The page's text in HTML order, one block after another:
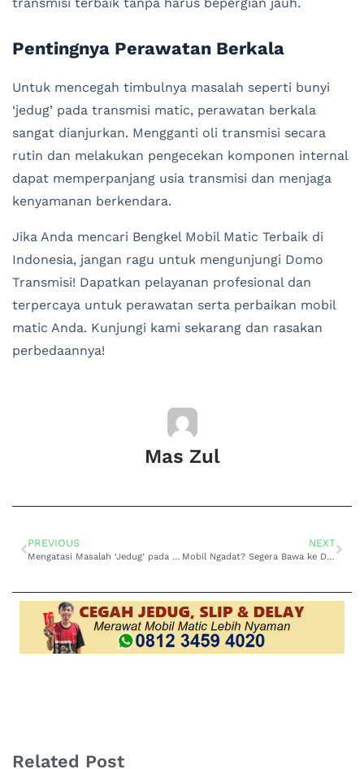
transmisi terbaik tanpa harus bepergian jauh.
Pentingnya Perawatan Berkala
Untuk mencegah timbulnya masalah seperti bunyi
‘jedug’ pada transmisi matic, perawatan berkala
sangat dianjurkan. Mengganti oli transmisi secara
rutin dan melakukan pengecekan komponen internal
dapat memperpanjang usia transmisi dan menjaga
kenyamanan berkendara.
Jika Anda mencari Bengkel Mobil Matic Terbaik di
Indonesia, jangan ragu untuk mengunjungi Domo
Transmisi! Dapatkan pelayanan profesional dan
terpercaya untuk perawatan serta perbaikan mobil
matic Anda. Kunjungi kami sekarang dan rasakan
perbedaannya!
Mas Zul
PREVIOUS
Mengatasi Masalah ‘Jedug’ pada Transmisi Matic Nissan Livina: Solusi Efektif Bersama Domo Transmisi
NEXT
Mobil Ngadat? Segera Bawa ke DOMO Transmisi Ahli Membersihkan Body Valve Honda Mobilio Surabaya
Related Post